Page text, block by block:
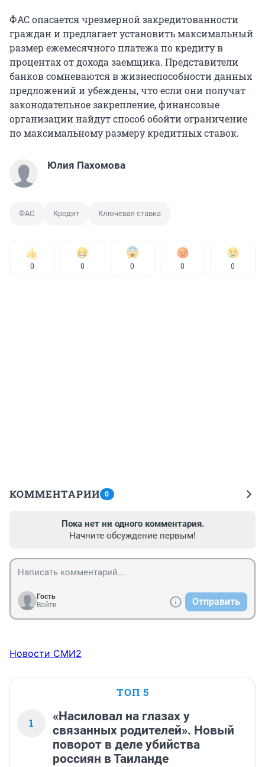
ФАС опасается чрезмерной закредитованности
граждан и предлагает установить максимальный
размер ежемесячного платежа по кредиту в
процентах от дохода заемщика. Представители
банков сомневаются в жизнеспособности данных
предложений и убеждены, что если они получат
законодательное закрепление, финансовые
организации найдут способ обойти ограничение
по максимальному размеру кредитных ставок.
Юлия Пахомова
ФАС Кредит Ключевая ставка
0 0 0 0 0
КОММЕНТАРИИ 0
Пока нет ни одного комментария.
Начните обсуждение первым!
Гость
Войти
Отправить
Новости СМИ2
ТОП 5
1
«Насиловал на глазах у
связанных родителей». Новый
поворот в деле убийства
россиян в Таиланде